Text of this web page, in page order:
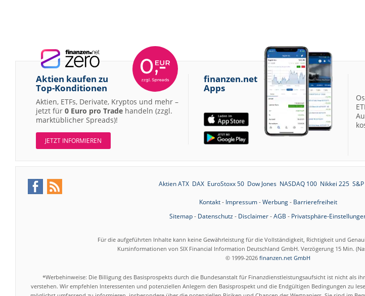
Aktien kaufen zu
Top-Konditionen
Aktien, ETFs, Derivate, Kryptos und mehr –
jetzt für 0 Euro pro Trade handeln (zzgl.
marktüblicher Spreads)!
JETZT INFORMIEREN
finanzen.net
Apps
Aktien ATX DAX EuroStoxx 50 Dow Jones NASDAQ 100 Nikkei 225
Kontakt- Impressum-Werbung- Barrierefreiheit
Sitemap- Datenschutz- Disclaimer-AGB - Privatsphäre-
Für die aufgeführten Inhalte kann keine Gewährleistung für die Vollständigkeit, Richtigkeit und
Kursinformationen von SIX Financial Information Deutschland GmbH. Verzögerung 15 Min.
© 1999-2026 finanzen.net GmbH
*Werbehinweise: Die Billigung des Basisprospekts durch die Bundesanstalt für Finanzdienstleistungsaufsicht ist nicht als
verstehen. Wir empfehlen Interessenten und potenziellen Anlegern den Basisprospekt und die Endgültigen Bedingungen zu